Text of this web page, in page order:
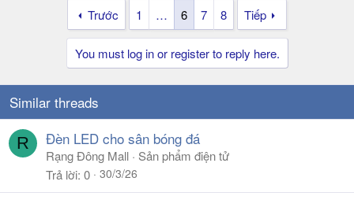
s
:
Trước 1 … 6 7 8 Tiếp
You must log in or register to reply here.
Similar threads
R Đèn LED cho sân bóng đá
Rạng Đông Mall
Sản phẩm điện tử
Trả lời 0 30/3/26